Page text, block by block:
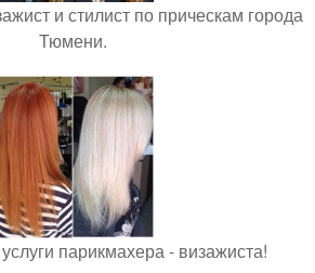
и стилист по прическам города
Тюмени.
парикмахера - визажиста!